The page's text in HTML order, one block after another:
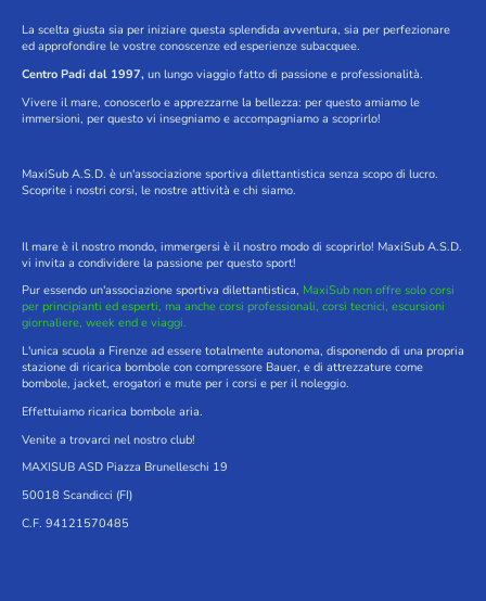
La scelta giusta sia per iniziare questa splendida avventura, sia per perfezionare
ed approfondire le vostre conoscenze ed esperienze subacquee.
Centro Padi dal 1997, un lungo viaggio fatto di passione e professionalità.
Vivere il mare, conoscerlo e apprezzarne la bellezza: per questo amiamo le
immersioni, per questo vi insegniamo e accompagniamo a scoprirlo!
MaxiSub A.S.D. è un'associazione sportiva dilettantistica senza scopo di lucro.
Scoprite i nostri corsi, le nostre attività e chi siamo.
Il mare è il nostro mondo, immergersi è il nostro modo di scoprirlo! MaxiSub A.S.D.
vi invita a condividere la passione per questo sport!
Pur essendo un'associazione sportiva dilettantistica, MaxiSub non offre solo corsi
per principianti ed esperti, ma anche corsi professionali, corsi tecnici, escursioni
giornaliere, week end e viaggi.
L'unica scuola a Firenze ad essere totalmente autonoma, disponendo di una propria
stazione di ricarica bombole con compressore Bauer, e di attrezzature come
bombole, jacket, erogatori e mute per i corsi e per il noleggio.
Effettuiamo ricarica bombole aria.
Venite a trovarci nel nostro club!
MAXISUB ASD Piazza Brunelleschi 19
50018 Scandicci (FI)
C.F. 94121570485